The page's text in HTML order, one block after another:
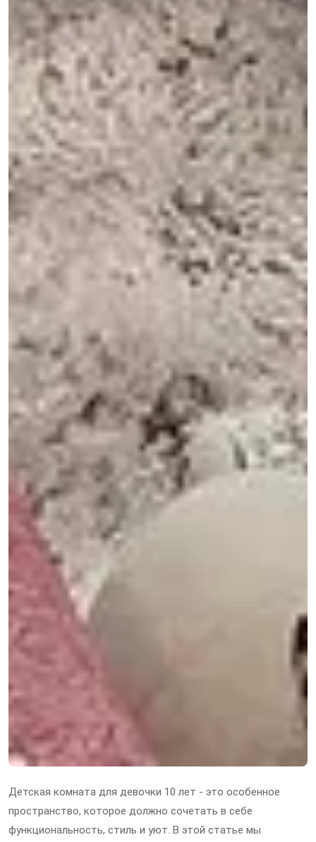
Детская комната для девочки 10 лет - это особенное
пространство, которое должно сочетать в себе
функциональность, стиль и уют. В этой статье мы